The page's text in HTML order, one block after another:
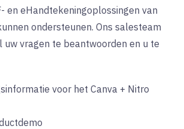
en eHandtekeningoplossingen van
ondersteunen. Ons salesteam
vragen te beantwoorden en u te
voor het Canva + Nitro